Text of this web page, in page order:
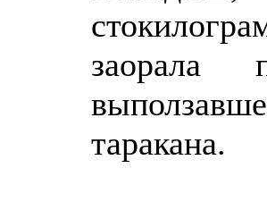
заорала
таракана.